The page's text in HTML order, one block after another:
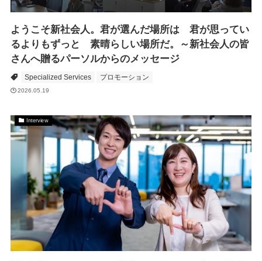
ようこそ新社会人。君が選んだ場所は 君が思ってい
るよりもずっと 素晴らしい場所だ。～新社会人の皆
さんへ贈るパーソルからのメッセージ
Specialized Services プロモーション
2026.05.19
Interview